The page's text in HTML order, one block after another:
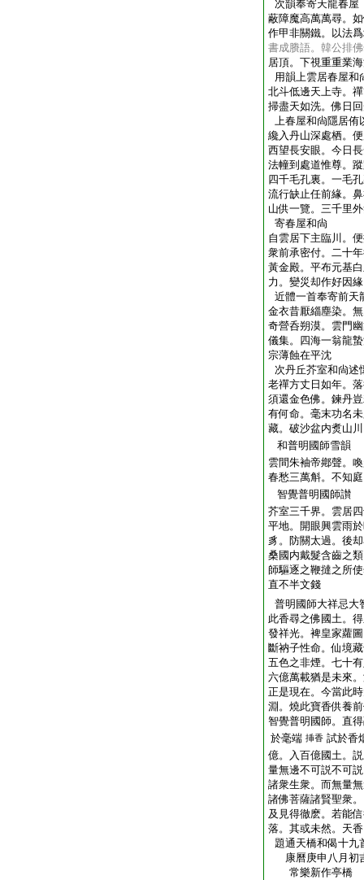
次韻奉寄天龍春屋
蔽障魔高萬萬尋。
作甲非關鐵。以法
書成賸語。韓公排
居頂。下視重重業
用韻上雲居春屋和
北斗低邊天上寺。
掃盡天如洗。佛日
上春屋和尙隱居侑
纔入丹山深處栖。
西望長安眼。今日
法幢到處道惟尊。
四千毛孔裏。一毛
流行缺止任前緣。
山供一覽。三千里
寄春屋和
自雲居下主臨川。
衆前承密付。二十
黃金殿。平布元基
力。變災却作好因緣
近體一首奉寄前天
金衣昔厭緇塵染。
奇營呑朔漠。雲門
儀集。四海一翁龍
宗薄蝕在平沈
次丹丘芥室和尙述
老禪方丈日如年。
須還金色佛。鍊丹
有何命。毫末功名
藏。破沙盆内煑山川
和普明國師
雲間朱袖帝鄕聲。
春愁三萬斛。不知
智覺普明國
芥室三千界。雲居
平地。開眼興雲雨
豸。防關太過。後
桑國内戴髮含齒之
師驅逐之鞭撻之所
直不半文錢
普明國師大祥忌大
此香尋之佛國土。
發祥光。裨皇家蘿
斷衲子性命。仙境
五色之非煙。七十
六億萬載猶是未來
正是現在。今當此
淵。燒此寶香供養
智覺普明國師。直
於毫端 挿香 試於香
億。入百億國土。
量無邊不可説不可
諸衆生衆。而無量
諸佛菩薩諸賢聖衆
及見得徹麽。若能
落。其或未然。天
題通天橋和偈十九
康曆庚申八月初
常樂新作亭橋